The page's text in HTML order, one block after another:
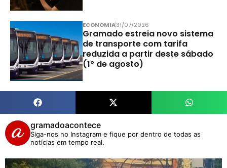
ECONOMIA31/07/2026
Gramado estreia novo sistema
de transporte com tarifa
reduzida a partir deste sábado
(1º de agosto)
gramadoacontece
Siga-nos no Instagram e fique por dentro de todas as
notícias em tempo real.